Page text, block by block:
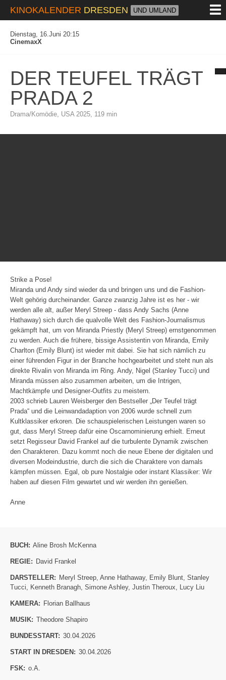
KINOKALENDER DRESDEN UND UMLAND
Dienstag, 16.Juni 20:15
CinemaxX
DER TEUFEL TRÄGT
PRADA 2
Drama/Komödie, USA 2025, 119 min
Strike a Pose!
Miranda und Andy sind wieder da und bringen uns und die Fashion-
Welt gehörig durcheinander. Ganze zwanzig Jahre ist es her - wir
werden alle alt, außer Meryl Streep - dass Andy Sachs (Anne
Hathaway) sich durch die qualvolle Welt des Fashion-Journalismus
gekämpft hat, um von Miranda Priestly (Meryl Streep) ernstgenommen
zu werden. Auch die frühere, bissige Assistentin von Miranda, Emily
Charlton (Emily Blunt) ist wieder mit dabei. Sie hat sich nämlich zu
einer führenden Figur in der Branche hochgearbeitet und steht nun als
direkte Rivalin von Miranda im Ring. Andy, Nigel (Stanley Tucci) und
Miranda müssen also zusammen arbeiten, um die Intrigen,
Machtkämpfe und Designer-Outfits zu meistern.
2003 schrieb Lauren Weisberger den Bestseller „Der Teufel trägt
Prada“ und die Leinwandadaption von 2006 wurde schnell zum
Kultklassiker erkoren. Die schauspielerischen Leistungen waren so
gut, dass Meryl Streep dafür eine Oscarnominierung erhielt. Erneut
setzt Regisseur David Frankel auf die turbulente Dynamik zwischen
den Charakteren. Dazu kommt noch die neue Ebene der digitalen und
diversen Modeindustrie, durch die sich die Charaktere von damals
kämpfen müssen. Egal, ob pure Nostalgie oder instant Klassiker: Wir
haben auf diesen Film gewartet und wir werden ihn genießen.
Anne
BUCH: Aline Brosh McKenna
REGIE: David Frankel
DARSTELLER: Meryl Streep Anne Hathaway, Emily Blunt Stanley
Tucci
Kenneth Branagh Simone Ashley, Justin Theroux Lucy Liu
KAMERA: Florian Ballhaus
MUSIK: Theodore Shapiro
BUNDESSTART: 30.04.2026
START IN DRESDEN: 30.04.2026
FSK: o.A.